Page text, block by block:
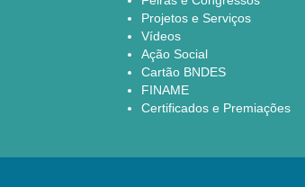
Projetos e Serviços
Vídeos
Ação Social
Cartão BNDES
FINAME
Certificados e Premiações